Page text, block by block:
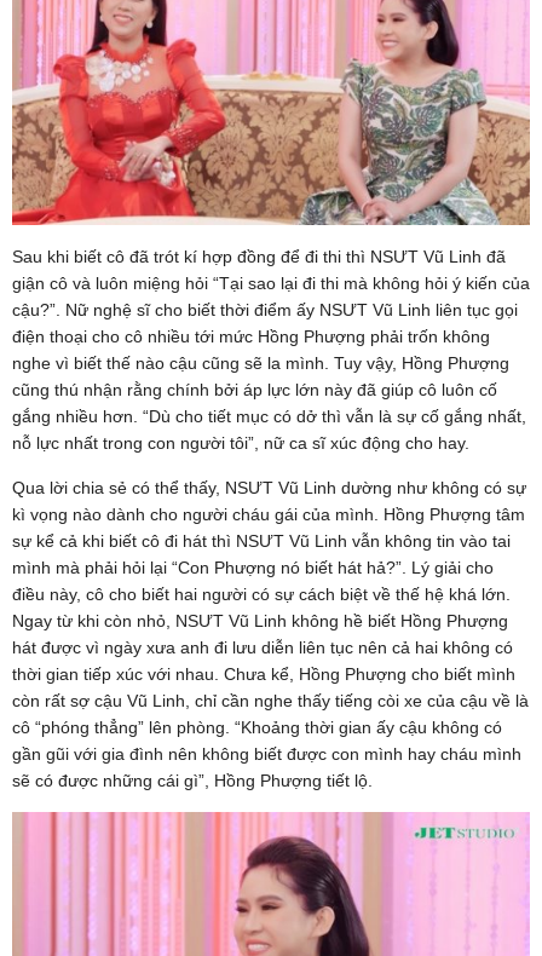
Sau khi biết cô đã trót kí hợp đồng để đi thi thì NSƯT Vũ Linh đã
giận cô và luôn miệng hỏi “Tại sao lại đi thi mà không hỏi ý kiến của
cậu?”. Nữ nghệ sĩ cho biết thời điểm ấy NSƯT Vũ Linh liên tục gọi
điện thoại cho cô nhiều tới mức Hồng Phượng phải trốn không
nghe vì biết thế nào cậu cũng sẽ la mình. Tuy vậy, Hồng Phượng
cũng thú nhận rằng chính bởi áp lực lớn này đã giúp cô luôn cố
gắng nhiều hơn. “Dù cho tiết mục có dở thì vẫn là sự cố gắng nhất,
nỗ lực nhất trong con người tôi”, nữ ca sĩ xúc động cho hay.
Qua lời chia sẻ có thể thấy, NSƯT Vũ Linh dường như không có sự
kì vọng nào dành cho người cháu gái của mình. Hồng Phượng tâm
sự kể cả khi biết cô đi hát thì NSƯT Vũ Linh vẫn không tin vào tai
mình mà phải hỏi lại “Con Phượng nó biết hát hả?”. Lý giải cho
điều này, cô cho biết hai người có sự cách biệt về thế hệ khá lớn.
Ngay từ khi còn nhỏ, NSƯT Vũ Linh không hề biết Hồng Phượng
hát được vì ngày xưa anh đi lưu diễn liên tục nên cả hai không có
thời gian tiếp xúc với nhau. Chưa kể, Hồng Phượng cho biết mình
còn rất sợ cậu Vũ Linh, chỉ cần nghe thấy tiếng còi xe của cậu về là
cô “phóng thẳng” lên phòng. “Khoảng thời gian ấy cậu không có
gần gũi với gia đình nên không biết được con mình hay cháu mình
sẽ có được những cái gì”, Hồng Phượng tiết lộ.